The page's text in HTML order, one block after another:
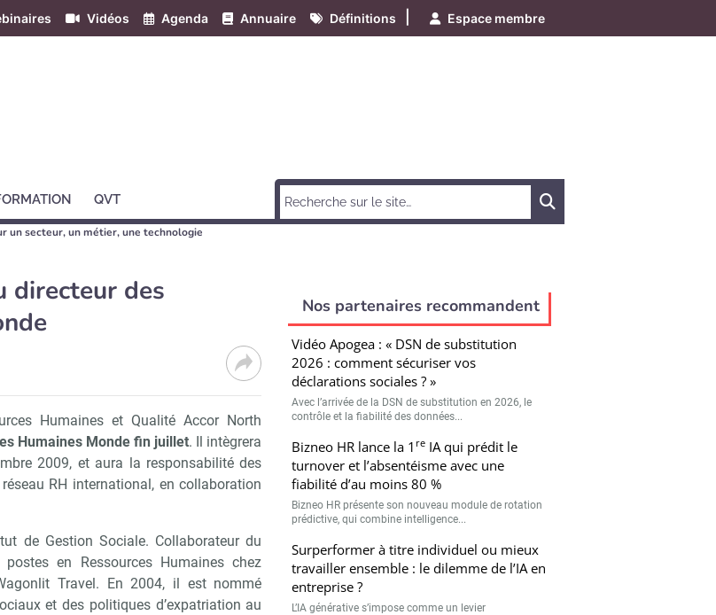
Vidéos Agenda Annuaire Définitions Espace membre
QVT
un secteur, un métier, une technologie
directeur des
Humaines et Qualité Accor North
Humaines Monde fin juillet. Il intègrera
2009, et aura la responsabilité des
RH international, en collaboration
de Gestion Sociale. Collaborateur du
en Ressources Humaines chez
Travel. En 2004, il est nommé
et des politiques d’expatriation au
Nos partenaires recommandent
Vidéo Apogea : « DSN de substitution
2026 : comment sécuriser vos
déclarations sociales ? »
Avec l’arrivée de la DSN de substitution en 2026, le
contrôle et la fiabilité des données...
Bizneo HR lance la 1 reIA qui prédit le
turnover et l’absentéisme avec une
fiabilité d’au moins 80 %
Bizneo HR présente son nouveau module de rotation
prédictive, qui combine intelligence...
Surperformer à titre individuel ou mieux
travailler ensemble : le dilemme de l’IA en
entreprise ?
L’IA générative s’impose comme un levier